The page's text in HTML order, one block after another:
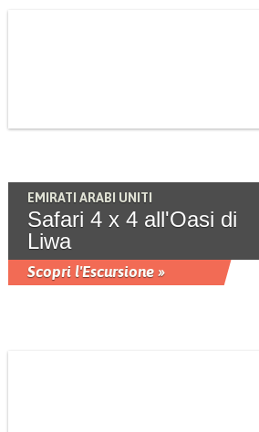
EMIRATI ARABI UNITI
Safari 4 x 4 all'Oasi di
Liwa
Scopri l'Escursione »